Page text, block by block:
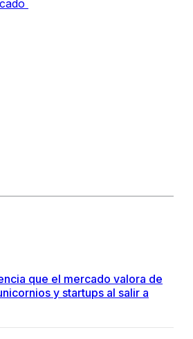
que el mercado valora de
y startups al salir a